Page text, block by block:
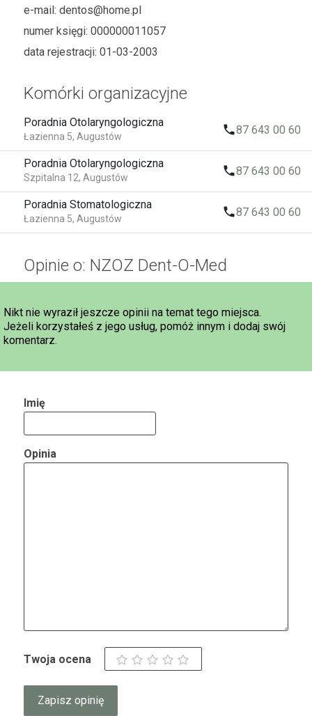
e-mail: dentos@home.pl
numer księgi: 000000011057
data rejestracji: 01-03-2003
Komórki organizacyjne
Poradnia Otolaryngologiczna
Łazienna 5, Augustów local_phone87 643 00 60
Poradnia Otolaryngologiczna
Szpitalna 12, Augustów local_phone87 643 00 60
Poradnia Stomatologiczna
Łazienna 5, Augustów local_phone87 643 00 60
Opinie o: NZOZ Dent-O-Med
Nikt nie wyraził jeszcze opinii na temat tego miejsca.
Jeżeli korzystałeś z jego usług, pomóż innym i dodaj swój
komentarz.
Imię
Opinia
Twoja ocena